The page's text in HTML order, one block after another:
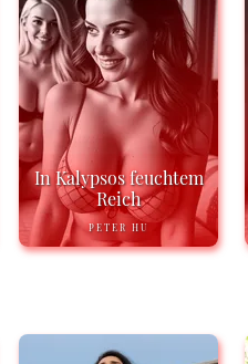
In Kalypsos feuchtem
Reich
PETER HU